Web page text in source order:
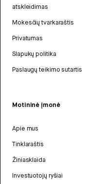
atskleidimas
Mokesčių tvarkaraštis
Privatumas
Slapukų politika
Paslaugų teikimo sutartis
Motininė įmonė
Apie mus
Tinklaraštis
Žiniasklaida
Investuotojų ryšiai